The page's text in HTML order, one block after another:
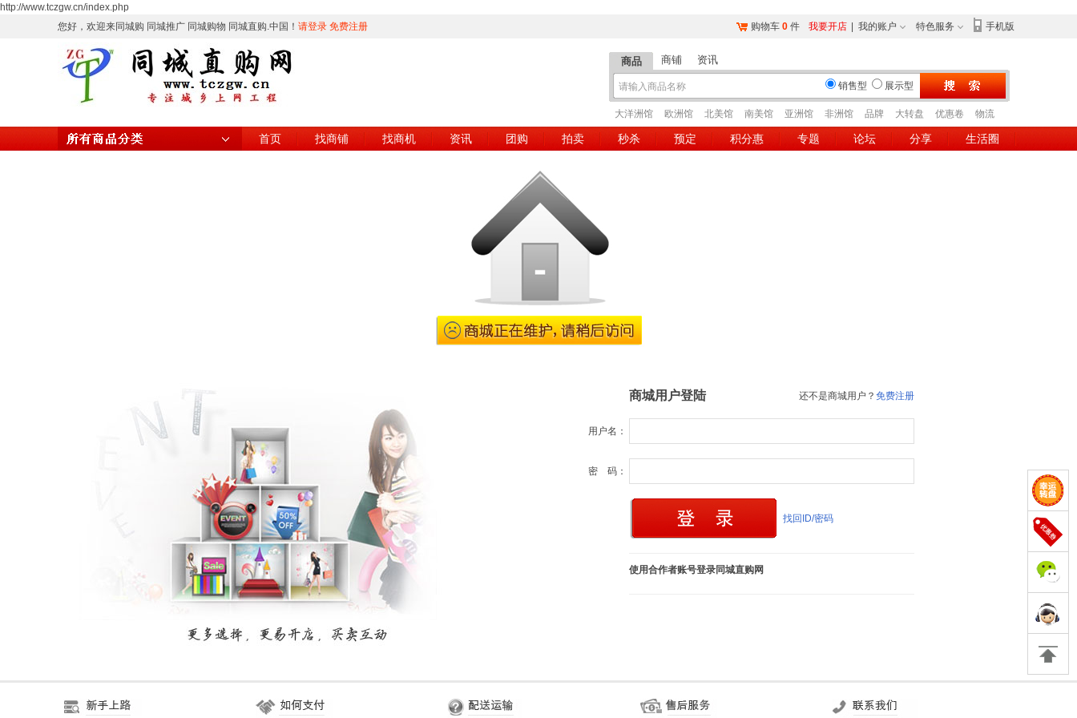
http://www.tczgw.cn/index.php
手机版
特色服务
我的账户
我要开店
购物车 0 件
您好，欢迎来同城购 同城推广 同城购物 同城直购.中国！ 请登录 免费注册
商品 商铺 资讯
销售型 展示型
大洋洲馆 欧洲馆 北美馆 南美馆 亚洲馆 非洲馆 品牌 大转盘 优惠卷 物流
所有商品分类 首页 找商铺 找商机 资讯 团购 拍卖 秒杀 预定 积分惠 专题 论坛 分享 生活圈
商城用户登陆 还不是商城用户？ 免费注册
用户名：
密 码：
找回ID/密码
使用合作者账号登录同城直购网